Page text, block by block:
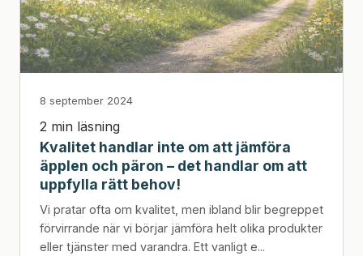
8 september 2024
2 min läsning
Kvalitet handlar inte om att jämföra
äpplen och päron – det handlar om att
uppfylla rätt behov!
Vi pratar ofta om kvalitet, men ibland blir begreppet
förvirrande när vi börjar jämföra helt olika produkter
eller tjänster med varandra. Ett vanligt e...